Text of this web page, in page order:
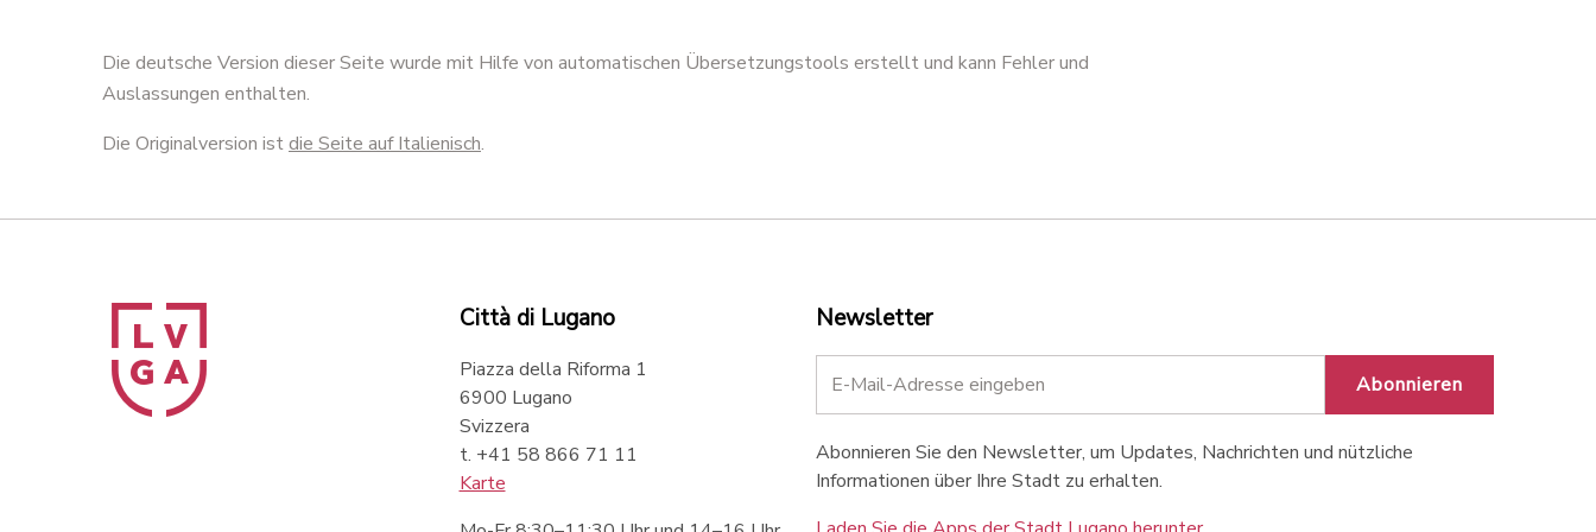
Die deutsche Version dieser Seite wurde mit Hilfe von automatischen Übersetzungstools erstellt und kann Fehler und
Auslassungen enthalten.
Die Originalversion istdie Seite auf Italienisch.
Città di Lugano
Piazza della Riforma 1
6900 Lugano
Svizzera
t. +41 58 866 71 11
Karte
Newsletter
Abonnieren
Abonnieren Sie den Newsletter, um Updates, Nachrichten und nützliche
Informationen über Ihre Stadt zu erhalten.